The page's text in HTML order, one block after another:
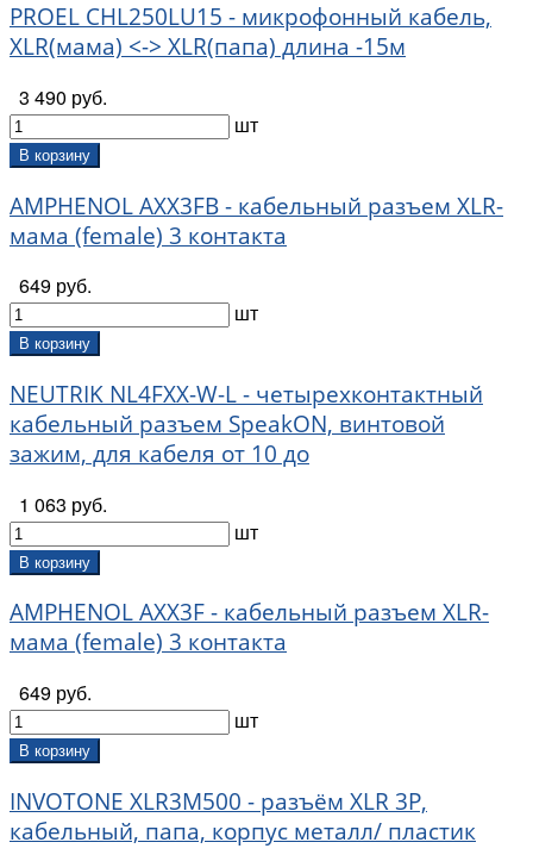
PROEL CHL250LU15 - микрофонный кабель,
XLR(мама) <-> XLR(папа) длина -15м
3 490 руб.
шт
В корзину
AMPHENOL AXX3FB - кабельный разъем XLR-
мама (female) 3 контакта
649 руб.
шт
В корзину
NEUTRIK NL4FXX-W-L - четырехконтактный
кабельный разъем SpeakON, винтовой
зажим, для кабеля от 10 до
1 063 руб.
шт
В корзину
AMPHENOL AXX3F - кабельный разъем XLR-
мама (female) 3 контакта
649 руб.
шт
В корзину
INVOTONE XLR3M500 - разъём XLR 3Р,
кабельный, папа, корпус металл/ пластик